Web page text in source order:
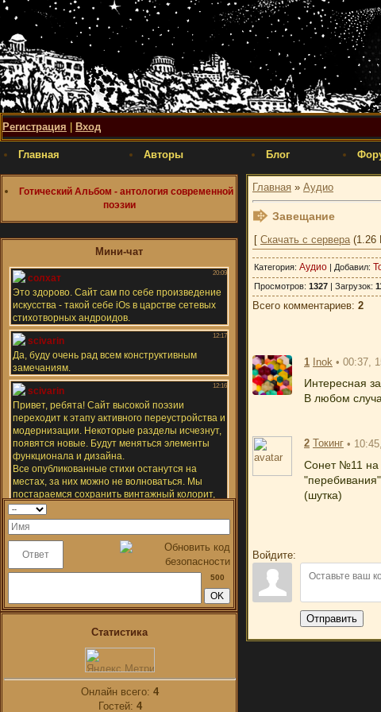
Регистрация Вход
Главная Авторы Блог
Готический Альбом - антология современной
поэзии
Мини-чат
500
Статистика
Онлайн всего: 4
Гостей: 4
Главная » Аудио
Завещание
[ Скачать с сервера(1.26
Категория: Аудио Добавил:
Просмотров: 1327 Загрузок:
Всего комментариев: 2
1 Inok • 00:37,
Интересная
В любом
2 Токинг •
Сонет №11 на
(шутка)
Войдите:
Отправить